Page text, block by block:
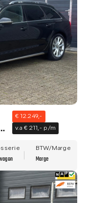
€ 12.249,-
v.a € 211,- p/m
BTW/Marge
Marge